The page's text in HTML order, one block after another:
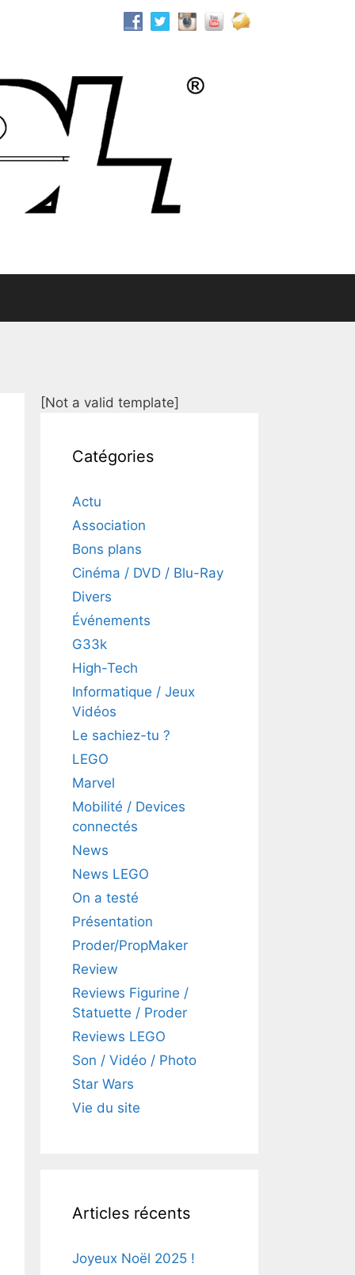
[Not a valid template]
Catégories
Actu
Association
Bons plans
Cinéma / DVD / Blu-Ray
Divers
Événements
G33k
High-Tech
Informatique / Jeux
Vidéos
Le sachiez-tu ?
LEGO
Marvel
Mobilité / Devices
connectés
News
News LEGO
On a testé
Présentation
Proder/PropMaker
Review
Reviews Figurine /
Statuette / Proder
Reviews LEGO
Son / Vidéo / Photo
Star Wars
Vie du site
Articles récents
Joyeux Noël 2025 !